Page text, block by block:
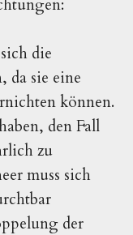
die
da sie eine
können.
den Fall
zu
muss sich
der